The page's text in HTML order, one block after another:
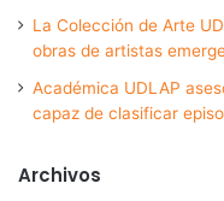
La Colección de Arte
obras de artistas
Académica UDLAP
capaz de clasificar
Archivos